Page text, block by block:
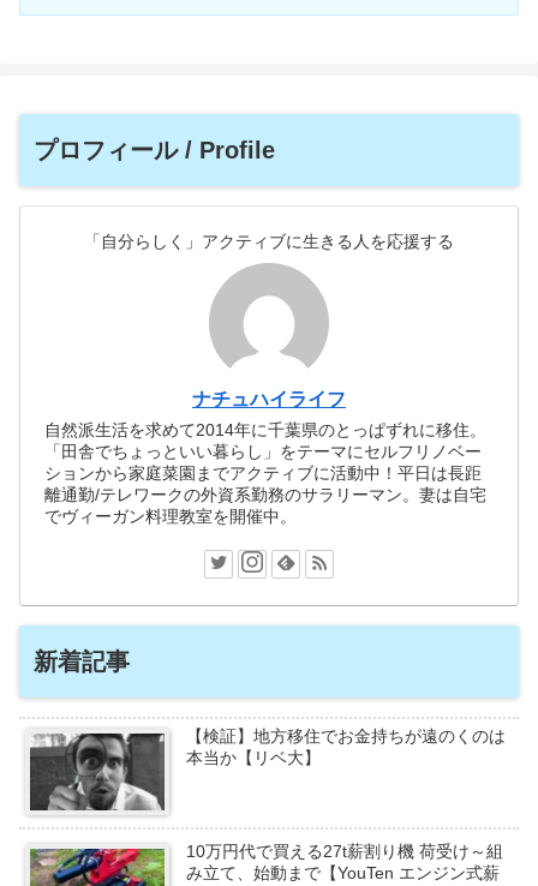
プロフィール / Profile
「自分らしく」アクティブに生きる人を応援する
ナチュハイライフ
自然派生活を求めて2014年に千葉県のとっぱずれに移住。
「田舎でちょっといい暮らし」をテーマにセルフリノベー
ションから家庭菜園までアクティブに活動中！平日は長距
離通勤/テレワークの外資系勤務のサラリーマン。妻は自宅
でヴィーガン料理教室を開催中。
新着記事
【検証】地方移住でお金持ちが遠のくのは
本当か【リベ大】
10万円代で買える27t薪割り機 荷受け～組
み立て、始動まで【YouTen エンジン式薪